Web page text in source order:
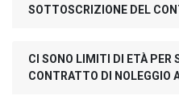
SOTTOSCRIZIONE DEL
CI SONO LIMITI DI ETÀ PER
CONTRATTO DI NOLEGGIO